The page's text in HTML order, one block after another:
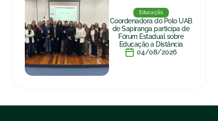
Educação
Coordenadora do Polo UAB
de Sapiranga participa de
Fórum Estadual sobre
Educação a Distância
04/08/2026